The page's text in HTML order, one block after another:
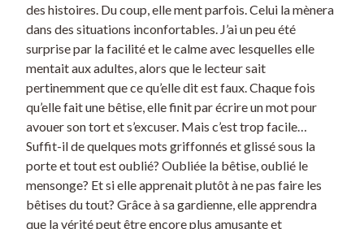
des histoires. Du coup, elle ment parfois. Celui la mènera
dans des situations inconfortables. J’ai un peu été
surprise par la facilité et le calme avec lesquelles elle
mentait aux adultes, alors que le lecteur sait
pertinemment que ce qu’elle dit est faux. Chaque fois
qu’elle fait une bêtise, elle finit par écrire un mot pour
avouer son tort et s’excuser. Mais c’est trop facile…
Suffit-il de quelques mots griffonnés et glissé sous la
porte et tout est oublié? Oubliée la bêtise, oublié le
mensonge? Et si elle apprenait plutôt à ne pas faire les
bêtises du tout? Grâce à sa gardienne, elle apprendra
que la vérité peut être encore plus amusante et